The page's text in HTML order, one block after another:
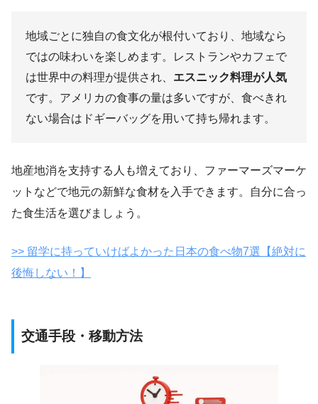
地域ごとに独自の食文化が根付いており、地域なら
ではの味わいを楽しめます。レストランやカフェで
は世界中の料理が提供され、 エスニック料理が人気
です。アメリカの食事の量は多いですが、食べきれ
ない場合はドギーバッグを用いて持ち帰れます。
地産地消を支持する人も増えており、ファーマーズマーケ
ットなどで地元の新鮮な食材を入手できます。自分に合っ
た食生活を選びましょう。
>> 留学に持っていけばよかった日本の食べ物7選【絶対に
後悔しない！】
交通手段・移動方法